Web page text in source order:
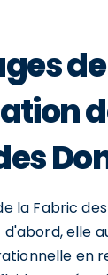
de
la Fabric
d'abord, elle
en